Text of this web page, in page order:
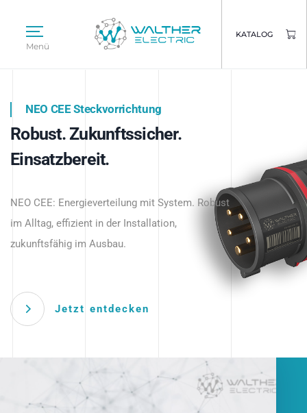
Menü
KATALOG
Intelligente Stromverteilung
beginnt hier.
NEO CEE Steckvorrichtung
Robust. Zukunftssicher.
Einsatzbereit.
NEO CEE: Energieverteilung mit System. Robust
im Alltag, effizient in der Installation,
zukunftsfähig im Ausbau.
Jetzt entdecken
Intelligenz trifft Energie.
Anwendungen – robust, IP-geschützt und
zukunftsfähig.